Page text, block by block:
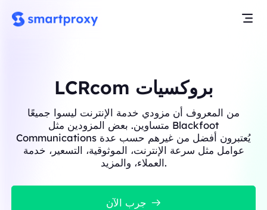
LCRcom بروكسيات
من المعروف أن مزودي خدمة الإنترنت ليسوا جميعًا
متساوين. بعض المزودين مثل Blackfoot
Communications يُعتبرون أفضل من غيرهم حسب عدة
عوامل مثل سرعة الإنترنت، الموثوقية، التسعير، خدمة
العملاء، والمزيد.
جرب الآن